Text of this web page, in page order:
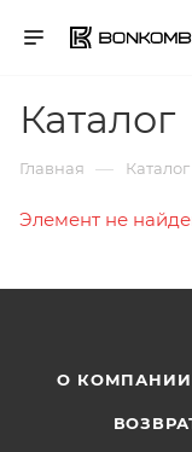
Каталог
Главная — Каталог
Элемент не
О КОМПАНИИ